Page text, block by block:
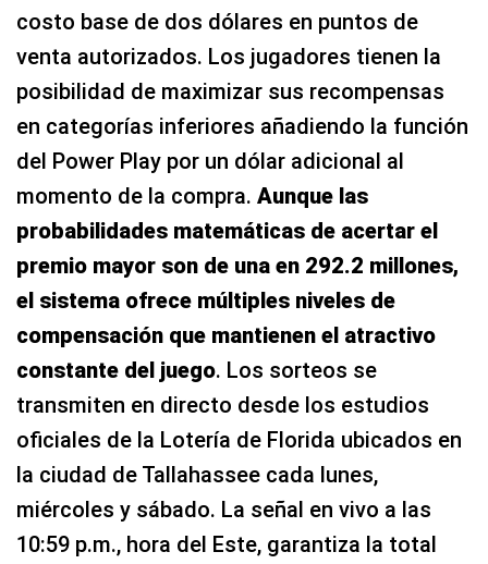
costo base de dos dólares en puntos de
venta autorizados. Los jugadores tienen la
posibilidad de maximizar sus recompensas
en categorías inferiores añadiendo la función
del Power Play por un dólar adicional al
momento de la compra. Aunque las
probabilidades matemáticas de acertar el
premio mayor son de una en 292.2 millones,
el sistema ofrece múltiples niveles de
compensación que mantienen el atractivo
constante del juego. Los sorteos se
transmiten en directo desde los estudios
oficiales de la Lotería de Florida ubicados en
la ciudad de Tallahassee cada lunes,
miércoles y sábado. La señal en vivo a las
10:59 p.m., hora del Este, garantiza la total